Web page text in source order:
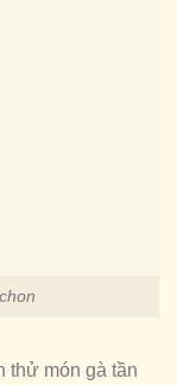
thử món gà tần